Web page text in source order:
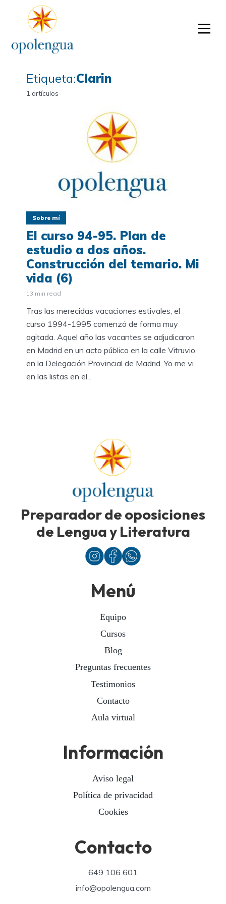
Etiqueta:Clarin
1 artículos
Sobre mí
El curso 94-95. Plan de
estudio a dos años.
Construcción del temario. Mi
vida (6)
13 min read
Tras las merecidas vacaciones estivales, el
curso 1994-1995 comenzó de forma muy
agitada. Aquel año las vacantes se adjudicaron
en Madrid en un acto público en la calle Vitruvio,
en la Delegación Provincial de Madrid. Yo me vi
en las listas en el...
Preparador de oposiciones
de Lengua y Literatura
Menú
Equipo
Cursos
Blog
Preguntas frecuentes
Testimonios
Contacto
Aula virtual
Información
Aviso legal
Política de privacidad
Cookies
Contacto
649 106 601
info@opolengua.com